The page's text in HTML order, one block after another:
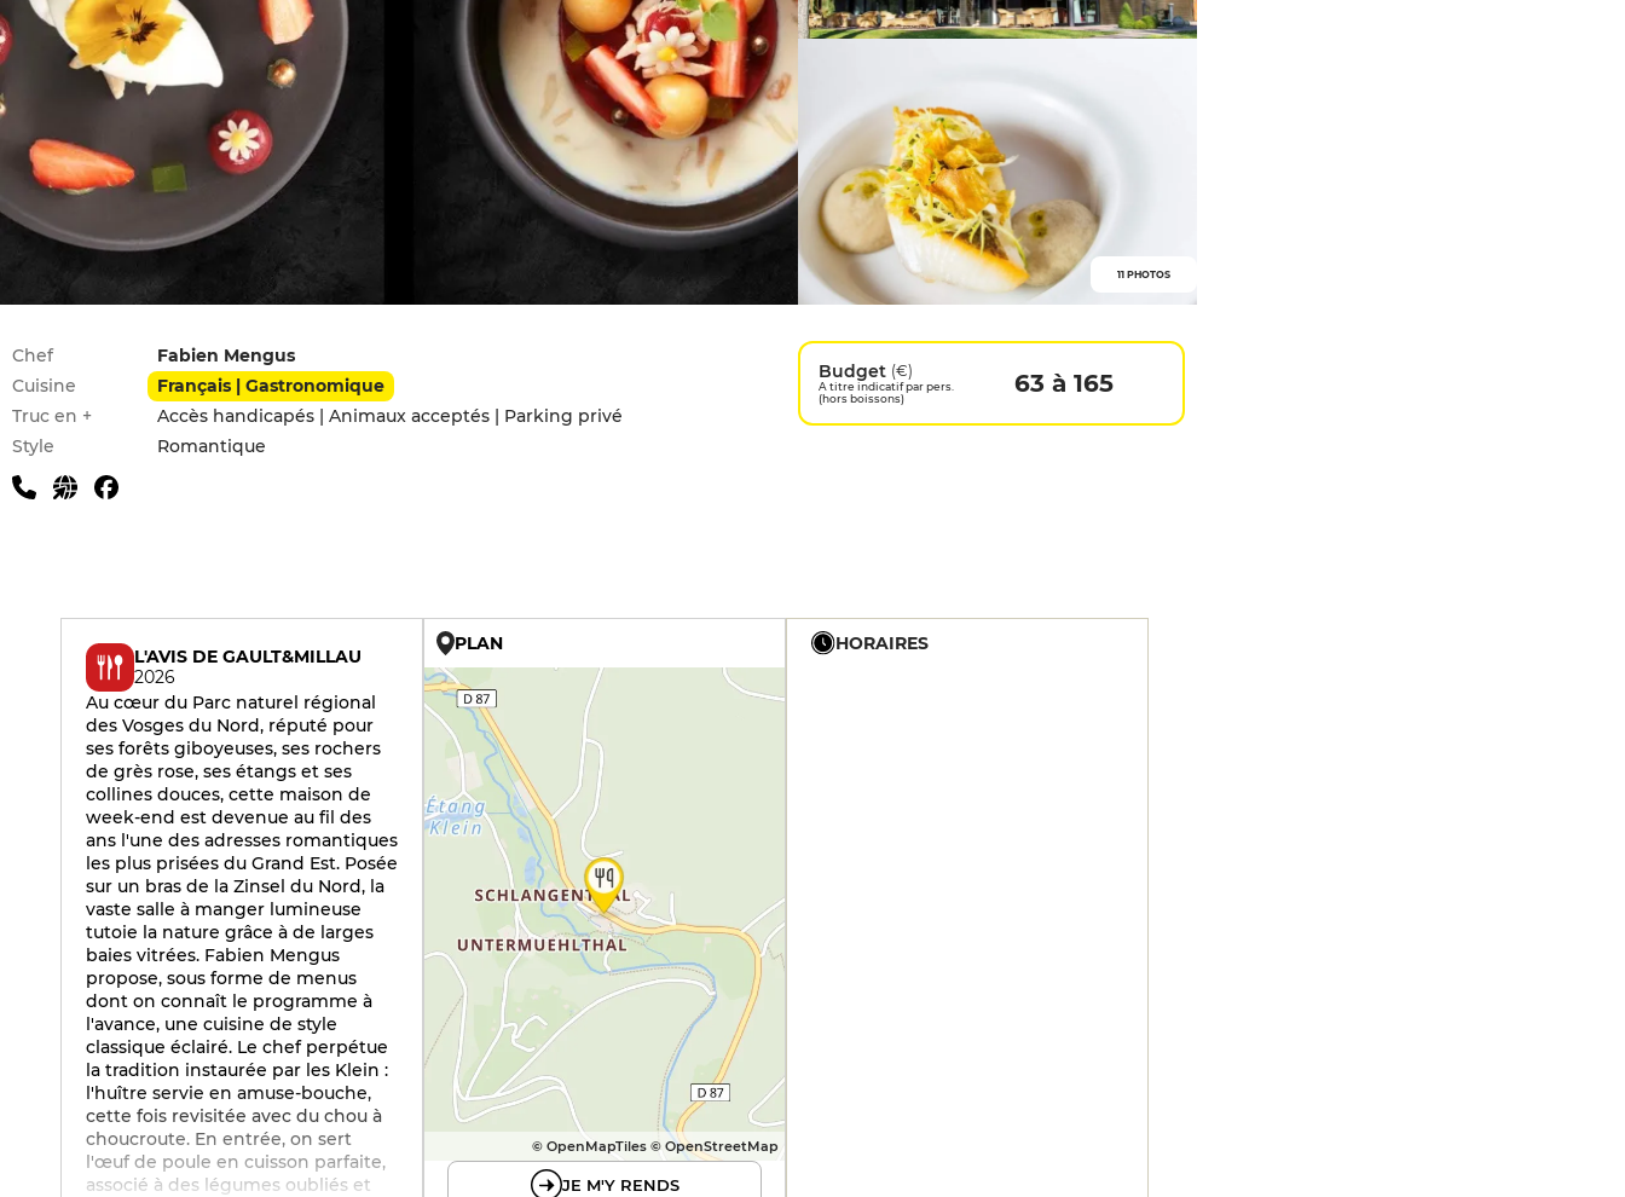
11 PHOTOS
Infos pratiques
Chef
Fabien Mengus
Cuisine
Français | Gastronomique
Truc en +
Accès handicapés | Animaux acceptés | Parking privé
Style
Romantique
Budget (€)
A titre indicatif par pers.
(hors boissons)
63 à 165
L'AVIS DE GAULT&MILLAU
2026
Au cœur du Parc naturel régional
des Vosges du Nord, réputé pour
ses forêts giboyeuses, ses rochers
de grès rose, ses étangs et ses
collines douces, cette maison de
week-end est devenue au fil des
ans l'une des adresses romantiques
les plus prisées du Grand Est. Posée
sur un bras de la Zinsel du Nord, la
vaste salle à manger lumineuse
tutoie la nature grâce à de larges
baies vitrées. Fabien Mengus
propose, sous forme de menus
dont on connaît le programme à
l'avance, une cuisine de style
classique éclairé. Le chef perpétue
la tradition instaurée par les Klein :
l'huître servie en amuse-bouche,
cette fois revisitée avec du chou à
choucroute. En entrée, on sert
l'œuf de poule en cuisson parfaite,
associé à des légumes oubliés et
PLAN
© OpenMapTiles © OpenStreetMap
JE M'Y RENDS
HORAIRES